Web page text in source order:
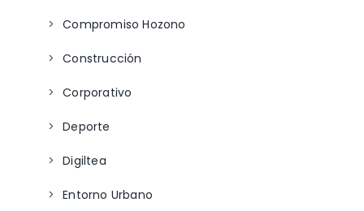
Compromiso Hozono
Construcción
Corporativo
Deporte
Digiltea
Entorno Urbano